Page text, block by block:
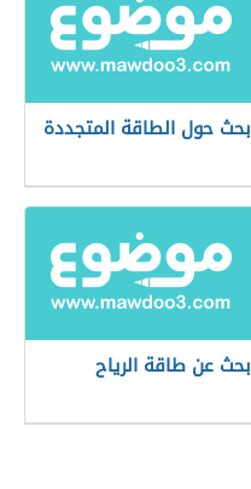
بحث حول الطاقة المتجددة
بحث عن طاقة الرياح